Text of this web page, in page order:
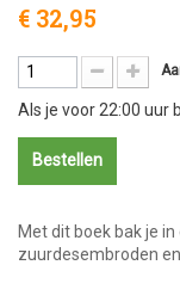
€ 32,95
Als je voor 22:00 uur
Bestellen
Met dit boek bak je
zuurdesembroden